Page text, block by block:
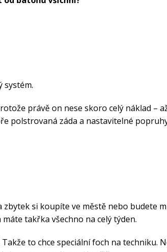
systém.
právě on nese skoro celý náklad –
polstrovaná záda a nastavitelné
si koupíte ve městě nebo budete
takřka všechno na celý týden.
to chce speciální foch na techniku.